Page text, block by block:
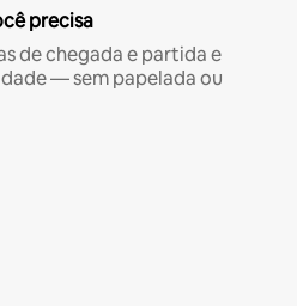
precisa
de chegada e partida e
— sem papelada ou